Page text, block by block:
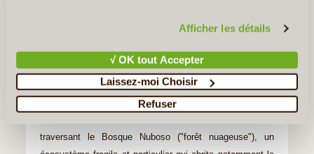
Afficher les détails
√ OK tout Accepter
Laissez-moi Choisir
Refuser
peut randonner pour observer oiseaux et cascades.
Randonnée à la cascade Ram Tzul
Ram Tzul signifie "Esprit de la montagne". L'endroit est
idéal pour passer un moment de communion avec la
nature. On commence notre randonnée dans une forêt de
traversant le Bosque Nuboso ("forêt nuageuse"), un